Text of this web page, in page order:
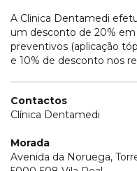
A Clinica Dentamedi
um desconto de 20%
preventivos (aplicação
e 10% de desconto nos
Contactos
Clínica Dentamedi
Morada
Avenida da Noruega,